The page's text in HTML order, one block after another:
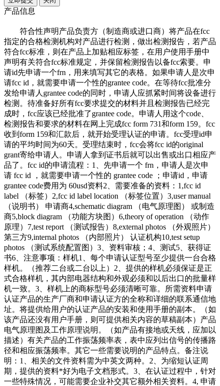
产品信息
符合性声明产品负责方（制造商或进口商）将产品在fcc
指定的合格检测机构对产品进行检测，做出检测报告，若产品
符合fcc标准，则在产品上加贴相应标签，在用户使用手册中
声明有关符合fcc标准规定，并保留检测报告以备fcc索要。申
请id先申请一个frn，用来填写其它的表格。如果申请人是次申
请fcc id，就需要申请一个性的grantee code。在等待fcc批准分
发给申请人grantee code的同时，申请人应抓紧时间将设备进行
检测。待准备好所有fcc要求提交的材料并且检测报告已经完
成时，fcc应该已经批准了grantee code。申请人用这个code、
检测报告和要求的材料在网上完成fcc form 731和form 159。fcc
收到form 159和汇款后，就开始受理认证的申请。fcc受理id申
请的平均时间为60天。受理结束时，fcc会将fcc id的original
grant寄给申请人。申请人拿到证书后就可以出售或出口相应产
品了。fcc id的申请流程：1、先申请一个 frn，申请人是次申
请 fcc id ，就需要申请一个性的 grantee code ；申请id，申请
grantee code费用为 60usd资料2、需要准备的资料：1,fcc id
label （标签）2,fcc id label location （标签位置）3,user manual
（说明书） 申请商4,schematic diagram （电气原理图） 或制造
商5,block diagram （功能方块图）6,theory of operation （动作
原理）7,test report （测试报告）8,external photos （外观照片）
第三方9,internal photos （内部照片） 认证机构10,test setup
photos （测试系统配置图）3、资料审核；4、测试5、获得证
书6、注意事项：样机1、每个申请认证型号至少提供一台合格
样机。（推荐二台或二台以上）2、提供的样机必须保证是正
式合格样机，其内部电器结构和外观必须和以后出口的批量样
机一致。3、样机上的商标型号必须清晰可靠。所需资料申请
认证产品的生产厂商和申请认证方的全称和详细的联系通信地
址。将提供给用户的认证产品的安装和使用手册的副本。（如
该产品还没有用户手册，则可提供相关内容的草稿副本）产品
电气原理图及工作原理说明。（如产品有接地或天线，应加以
描述）有关产品的工作振荡频率表，表中应列出信号的传播路
径和相应振荡频率。其它一些需要说明的产品特点。备注说
明：1、相关的文件资料需为中英文两种。2、为缩短认证周
期，提供的资料*好为电子文档形式。3、在认证过程中，针对
一些特殊情况，可能需要企业补交其它额外相关资料。4, 申请